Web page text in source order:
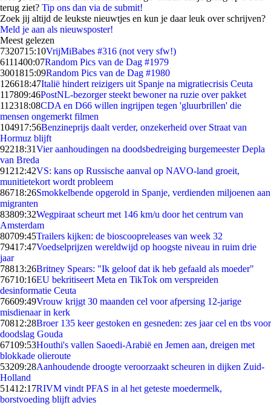
terug ziet? Tip ons dan via de submit!
Zoek jij altijd de leukste nieuwtjes en kun je daar leuk over schrijven?
Meld je aan als nieuwsposter!
Meest gelezen
7320715:10VrijMiBabes #316 (not very sfw!)
6111400:07Random Pics van de Dag #1979
3001815:09Random Pics van de Dag #1980
126618:47Italië hindert reizigers uit Spanje na migratiecrisis Ceuta
117809:46PostNL-bezorger steekt bewoner na ruzie over pakket
112318:08CDA en D66 willen ingrijpen tegen 'gluurbrillen' die
mensen ongemerkt filmen
104917:56Benzineprijs daalt verder, onzekerheid over Straat van
Hormuz blijft
92218:31Vier aanhoudingen na doodsbedreiging burgemeester Depla
van Breda
91212:42VS: kans op Russische aanval op NAVO-land groeit,
munitietekort wordt probleem
86718:26Smokkelbende opgerold in Spanje, verdienden miljoenen aan
migranten
83809:32Wegpiraat scheurt met 146 km/u door het centrum van
Amsterdam
80709:45Trailers kijken: de bioscoopreleases van week 32
79417:47Voedselprijzen wereldwijd op hoogste niveau in ruim drie
jaar
78813:26Britney Spears: "Ik geloof dat ik heb gefaald als moeder"
76710:16EU bekritiseert Meta en TikTok om verspreiden
desinformatie Ceuta
76609:49Vrouw krijgt 30 maanden cel voor afpersing 12-jarige
misdienaar in kerk
70812:28Broer 135 keer gestoken en gesneden: zes jaar cel en tbs voor
doodslag Gouda
67109:53Houthi's vallen Saoedi-Arabië en Jemen aan, dreigen met
blokkade olieroute
53209:28Aanhoudende droogte veroorzaakt scheuren in dijken Zuid-
Holland
51412:17RIVM vindt PFAS in al het geteste moedermelk,
borstvoeding blijft advies